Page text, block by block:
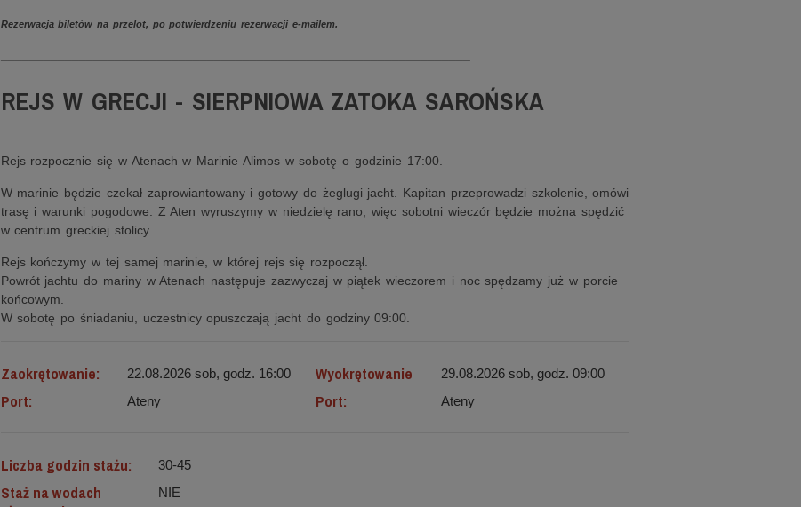
Rezerwacja biletów na przelot, po potwierdzeniu rezerwacji e-mailem.
REJS W GRECJI - SIERPNIOWA ZATOKA SAROŃSKA
Rejs rozpocznie się w Atenach w Marinie Alimos w sobotę o godzinie 17:00.
W marinie będzie czekał zaprowiantowany i gotowy do żeglugi jacht. Kapitan przeprowadzi szkolenie, omówi
trasę i warunki pogodowe. Z Aten wyruszymy w niedzielę rano, więc sobotni wieczór będzie można spędzić
w centrum greckiej stolicy.
Rejs kończymy w tej samej marinie, w której rejs się rozpoczął.
Powrót jachtu do mariny w Atenach następuje zazwyczaj w piątek wieczorem i noc spędzamy już w porcie
końcowym.
W sobotę po śniadaniu, uczestnicy opuszczają jacht do godziny 09:00.
Zaokrętowanie: 22.08.2026 sob, godz. 16:00 Wyokrętowanie 29.08.2026 sob, godz. 09:00
Port: Ateny Port: Ateny
Liczba godzin stażu: 30-45
Staż na wodach
NIE